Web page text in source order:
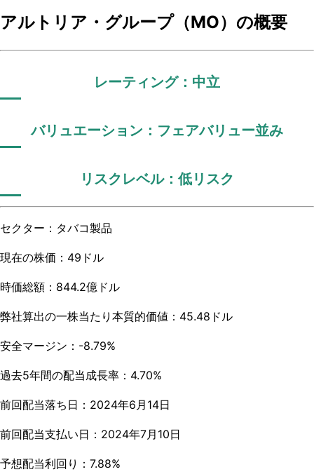
アルトリア・グループ（MO）の概要
レーティング：中立
バリュエーション：フェアバリュー並み
リスクレベル：低リスク
セクター：タバコ製品
現在の株価：49ドル
時価総額：844.2億ドル
弊社算出の一株当たり本質的価値：45.48ドル
安全マージン：-8.79%
過去5年間の配当成長率：4.70%
前回配当落ち日：2024年6月14日
前回配当支払い日：2024年7月10日
予想配当利回り：7.88%